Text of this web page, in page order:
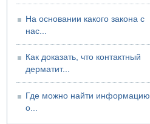
На основании какого закона с
нас...
Как доказать, что контактный
дерматит...
Где можно найти информацию
о...